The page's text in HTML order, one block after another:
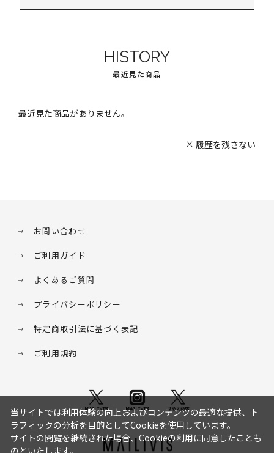
HISTORY
最近見た商品
最近見た商品がありません。
履歴を残さない
お問い合わせ
ご利用ガイド
よくあるご質問
プライバシーポリシー
特定商取引法に基づく表記
ご利用規約
当サイトでは利用体験の向上およびコンテンツの最適な提供、ト
ラフィックの分析を目的としてCookieを使用しています。
サイトの閲覧を継続された場合、Cookieの利用に同意したことも